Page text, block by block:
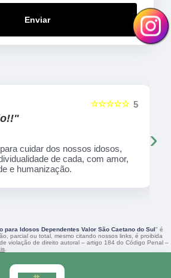
Enviar
5
☆☆☆☆☆
cuidar dos nossos idosos,
de cada, com amor,
e humanização.
›
para Idosos Dependentes Valor São Caetano do Sul" é
parcial ou total, mesmo citando nossos links, é proibida
violação de direito autoral – artigo 184 do Código Penal –